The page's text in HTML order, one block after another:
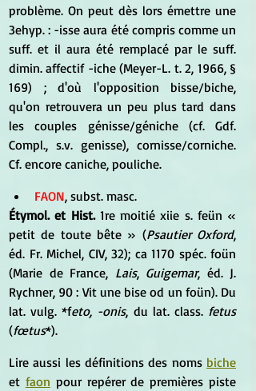
problème. On peut dès lors émettre une
3ehyp. : -isse aura été compris comme un
suff. et il aura été remplacé par le suff.
dimin. affectif -iche (Meyer-L. t. 2, 1966, §
169) ; d'où l'opposition bisse/biche,
qu'on retrouvera un peu plus tard dans
les couples génisse/géniche (cf. Gdf.
Compl., s.v. genisse), cornisse/corniche.
Cf. encore caniche, pouliche.
FAON, subst. masc.
Étymol. et Hist. 1re moitié xiie s. feün «
petit de toute bête » (Psautier Oxford,
éd. Fr. Michel, CIV, 32); ca 1170 spéc. foün
(Marie de France, Lais, Guigemar, éd. J.
Rychner, 90 : Vit une bise od un foün). Du
lat. vulg. *feto, -onis, du lat. class. fetus
(fœtus*).
Lire aussi les définitions des noms biche
et faon pour repérer de premières piste